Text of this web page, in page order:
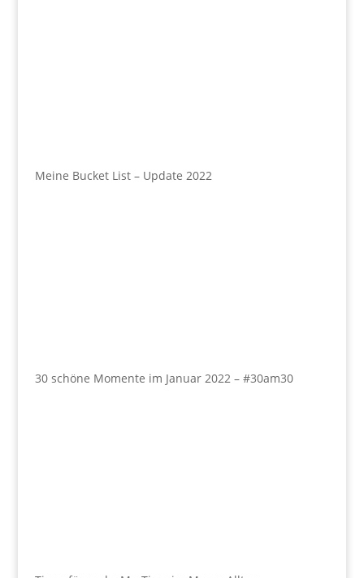
Meine Bucket List – Update 2022
30 schöne Momente im Januar 2022 – #30am30